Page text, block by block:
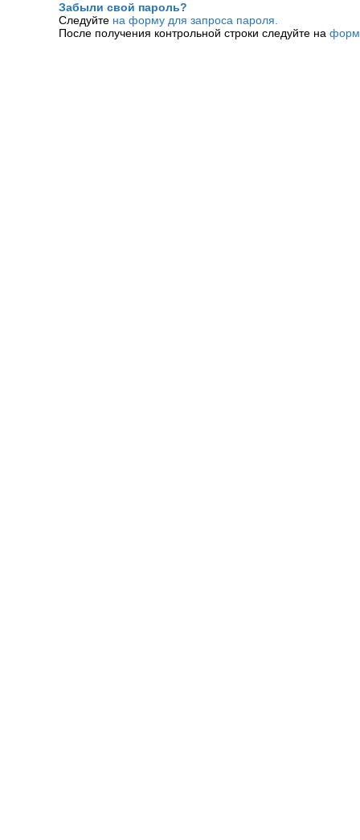
Забыли свой пароль?
Следуйте на форму для запроса пароля.
После получения контрольной строки следуйте на